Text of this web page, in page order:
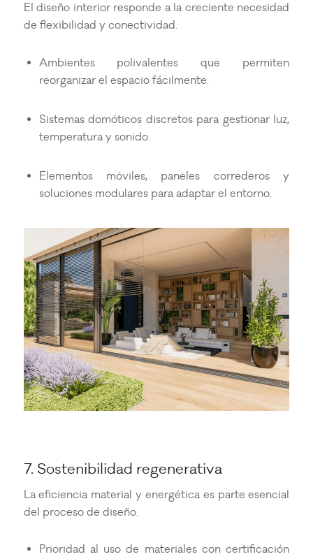
El diseño interior responde a la creciente necesidad
de flexibilidad y conectividad.
Ambientes polivalentes que permiten
reorganizar el espacio fácilmente.
Sistemas domóticos discretos para gestionar luz,
temperatura y sonido.
Elementos móviles, paneles correderos y
soluciones modulares para adaptar el entorno.
7. Sostenibilidad regenerativa
La eficiencia material y energética es parte esencial
del proceso de diseño.
Prioridad al uso de materiales con certificación